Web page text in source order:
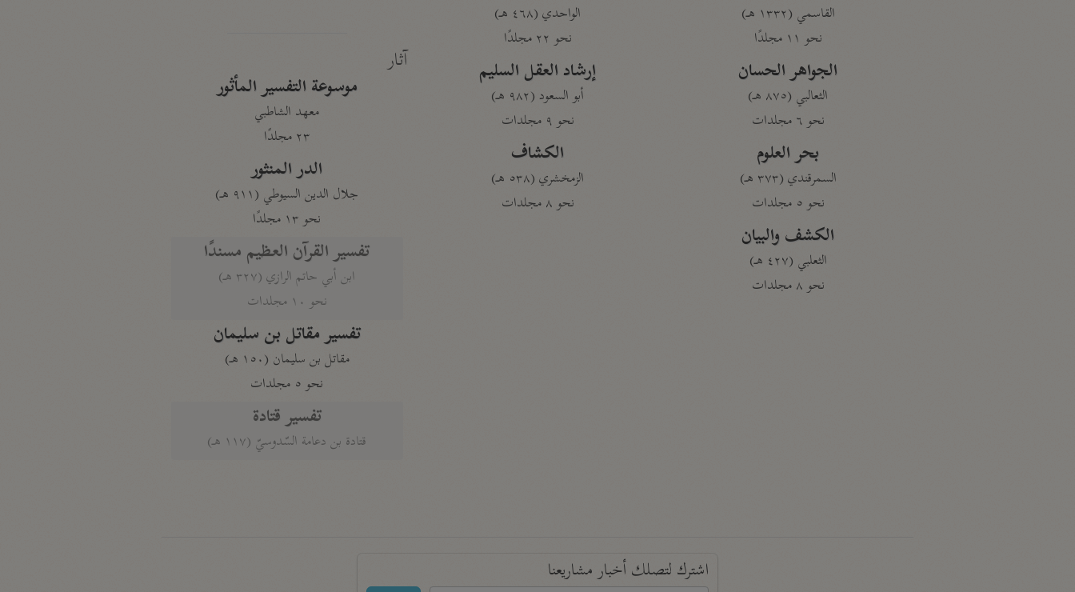
القاسمي (١٣٣٢ هـ)
نحو ١١ مجلدًا
الجواهر الحسان
الثعالبي (٨٧٥ هـ)
نحو ٦ مجلدات
بحر العلوم
السمرقندي (٣٧٣ هـ)
نحو ٥ مجلدات
الكشف والبيان
الثعلبي (٤٢٧ هـ)
نحو ٨ مجلدات
الواحدي (٤٦٨ هـ)
نحو ٢٢ مجلدًا
إرشاد العقل السليم
أبو السعود (٩٨٢ هـ)
نحو ٩ مجلدات
الكشاف
الزمخشري (٥٣٨ هـ)
نحو ٨ مجلدات
آثار
موسوعة التفسير المأثور
معهد الشاطبي
٢٣ مجلدًا
الدر المنثور
جلال الدين السيوطي (٩١١ هـ)
نحو ١٣ مجلدًا
تفسير القرآن العظيم مسندًا
ابن أبي حاتم الرازي (٣٢٧ هـ)
نحو ١٠ مجلدات
تفسير مقاتل بن سليمان
مقاتل بن سليمان (١٥٠ هـ)
نحو ٥ مجلدات
تفسير قتادة
قتادة بن دعامة السّدوسيّ (١١٧ هـ)
اشترك لتصلك أخبار مشاريعنا